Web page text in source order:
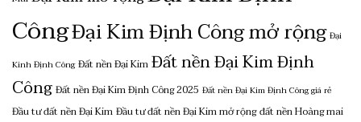
CôngĐại Kim Định Công mở rộng Đại
Kinh Định Công Đất nền Đại KimĐất nền Đại Kim Định
CôngĐất nền Đại Kim Định Công 2025 Đất nền Đại Kim Định Công giá rẻ
Đầu tư đất nền Đại KimĐầu tư đất nền Đại Kim mở rộngđất nền Hoàng mai